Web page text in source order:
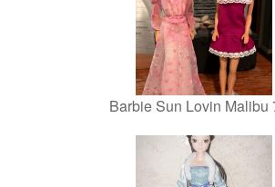
Barbie Sun Lovin Malibu